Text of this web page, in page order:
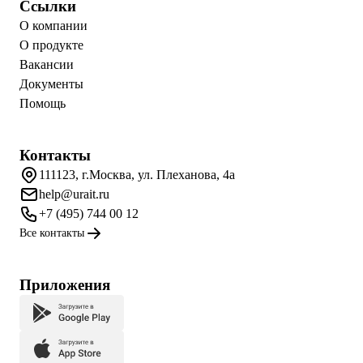
Ссылки
О компании
О продукте
Вакансии
Документы
Помощь
Контакты
111123, г.Москва, ул. Плеханова, 4а
help@urait.ru
+7 (495) 744 00 12
Все контакты
Приложения